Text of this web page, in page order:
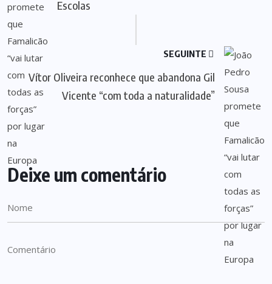
Escolas
SEGUINTE
Vítor Oliveira reconhece que abandona Gil
Vicente “com toda a naturalidade”
Deixe um comentário